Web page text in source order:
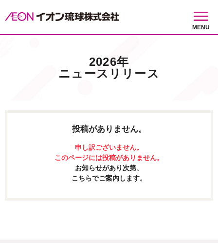
MENU
2026年
ニュースリリース
投稿がありません。
申し訳ございません。
このページには投稿がありません。
お知らせがあり次第、
こちらでご案内します。